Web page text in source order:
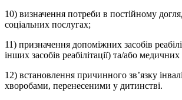
10) визначення потреби в постійному
соціальних послугах;
11) призначення допоміжних засобів
інших засобів реабілітації) та/або
12) встановлення причинного зв’язку
хворобами, перенесеними у дитинстві.